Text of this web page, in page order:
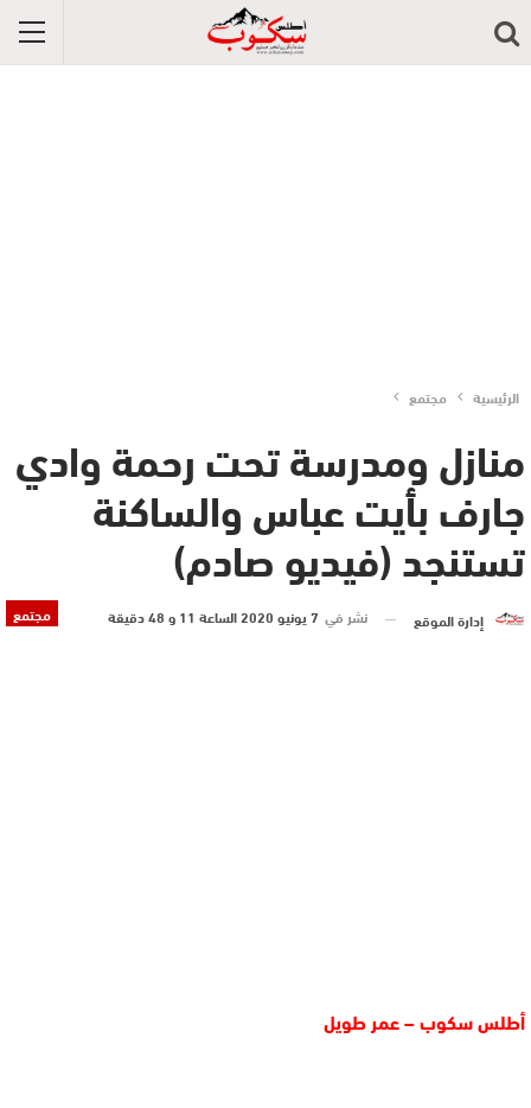
الرئيسية مجتمع
منازل ومدرسة تحت رحمة وادي
جارف بأيت عباس والساكنة
تستنجد (فيديو صادم)
مجتمع إدارة الموقع نشر في 7 يونيو 2020 الساعة 11 و 48 دقيقة
أطلس سكوب – عمر طويل